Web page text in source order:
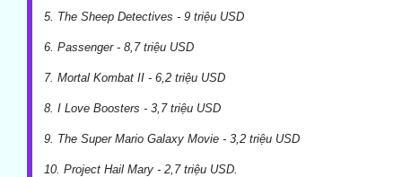
5. The Sheep Detectives - 9 triệu USD
6. Passenger - 8,7 triệu USD
7. Mortal Kombat II - 6,2 triệu USD
8. I Love Boosters - 3,7 triệu USD
9. The Super Mario Galaxy Movie - 3,2 triệu USD
10. Project Hail Mary - 2,7 triệu USD.